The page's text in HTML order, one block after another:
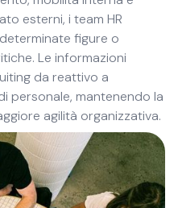
esterni, i team HR
figure o
Le informazioni
da reattivo a
personale, mantenendo la
agilità organizzativa.